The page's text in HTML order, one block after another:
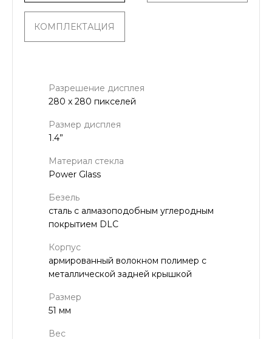
КОМПЛЕКТАЦИЯ
Разрешение дисплея
280 x 280 пикселей
Размер дисплея
1.4”
Материал стекла
Power Glass
Безель
сталь с алмазоподобным углеродным
покрытием DLC
Корпус
армированный волокном полимер с
металлической задней крышкой
Размер
51 мм
Вес